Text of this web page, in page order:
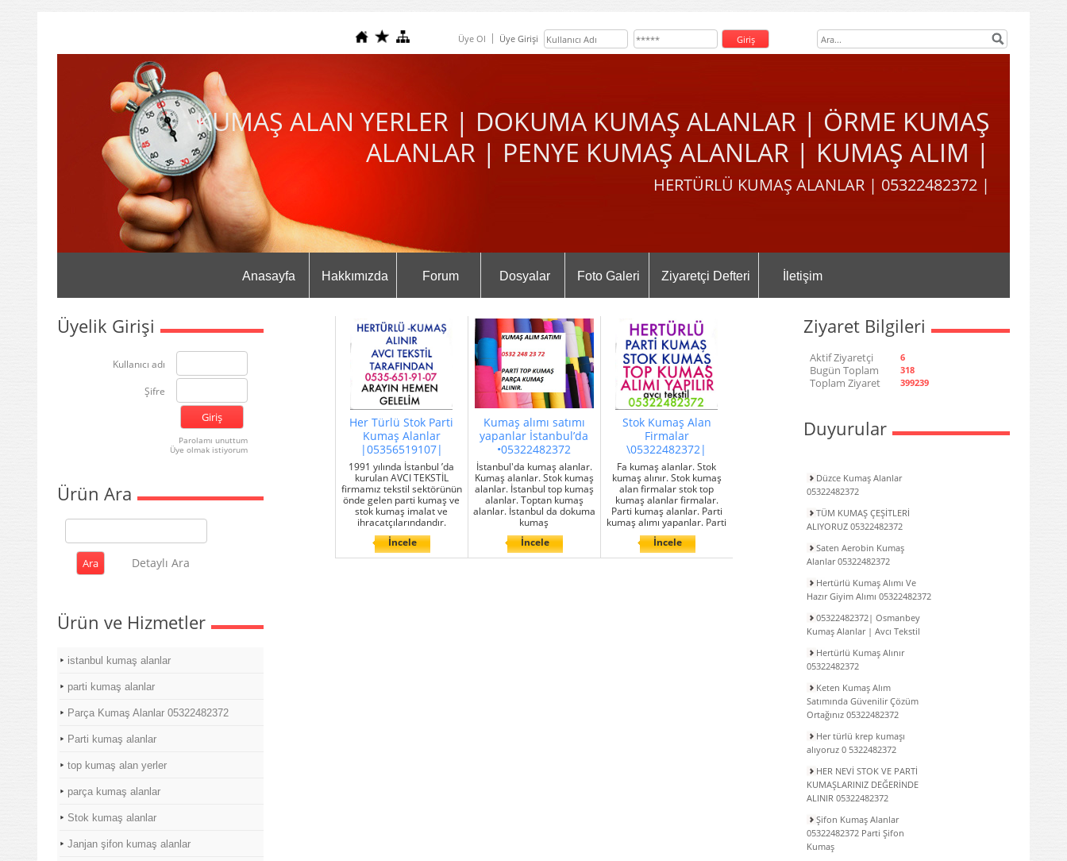
Üye Ol Üye Girişi
KUMAŞ ALAN YERLER | DOKUMA KUMAŞ ALANLAR | ÖRME KUMAŞ
ALANLAR | PENYE KUMAŞ ALANLAR | KUMAŞ ALIM |
HERTÜRLÜ KUMAŞ ALANLAR | 05322482372 |
Anasayfa Hakkımızda Forum Dosyalar Foto Galeri Ziyaretçi Defteri İletişim
Üyelik Girişi
Kullanıcı adı
Şifre
Parolamı unuttum
Üye olmak istiyorum
Ürün Ara
Detaylı Ara
Ürün ve Hizmetler
istanbul kumaş alanlar
parti kumaş alanlar
Parça Kumaş Alanlar 05322482372
Parti kumaş alanlar
top kumaş alan yerler
parça kumaş alanlar
Stok kumaş alanlar
Janjan şifon kumaş alanlar
Her Türlü Stok Parti
Kumaş Alanlar
|05356519107|
1991 yılında İstanbul ’da
kurulan AVCI TEKSTİL
firmamız tekstil sektörünün
önde gelen parti kumaş ve
stok kumaş imalat ve
ihracatçılarındandır.
İncele
Kumaş alımı satımı
yapanlar İstanbul’da
•05322482372
İstanbul'da kumaş alanlar.
Kumaş alanlar. Stok kumaş
alanlar. İstanbul top kumaş
alanlar. Toptan kumaş
alanlar. İstanbul da dokuma
kumaş
İncele
Stok Kumaş Alan
Firmalar
\05322482372|
Fa kumaş alanlar. Stok
kumaş alınır. Stok kumaş
alan firmalar stok top
kumaş alanlar firmalar.
Parti kumaş alanlar. Parti
kumaş alımı yapanlar. Parti
İncele
Ziyaret Bilgileri
Aktif Ziyaretçi 6
Bugün Toplam 318
Toplam Ziyaret 399239
Duyurular
Düzce Kumaş Alanlar
05322482372
TÜM KUMAŞ ÇEŞİTLERİ
ALIYORUZ 05322482372
Saten Aerobin Kumaş
Alanlar 05322482372
Hertürlü Kumaş Alımı Ve
Hazır Giyim Alımı 05322482372
05322482372| Osmanbey
Kumaş Alanlar | Avcı Tekstil
Hertürlü Kumaş Alınır
05322482372
Keten Kumaş Alım
Satımında Güvenilir Çözüm
Ortağınız 05322482372
Her türlü krep kumaşı
alıyoruz 0 5322482372
HER NEVİ STOK VE PARTİ
KUMAŞLARINIZ DEĞERİNDE
ALINIR 05322482372
Şifon Kumaş Alanlar
05322482372 Parti Şifon
Kumaş